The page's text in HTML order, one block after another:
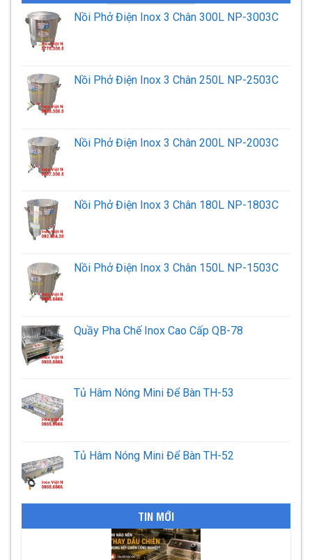
Nồi Phở Điện Inox 3 Chân 300L NP-3003C
Nồi Phở Điện Inox 3 Chân 250L NP-2503C
Nồi Phở Điện Inox 3 Chân 200L NP-2003C
Nồi Phở Điện Inox 3 Chân 180L NP-1803C
Nồi Phở Điện Inox 3 Chân 150L NP-1503C
Quầy Pha Chế Inox Cao Cấp QB-78
Tủ Hâm Nóng Mini Để Bàn TH-53
Tủ Hâm Nóng Mini Để Bàn TH-52
TIN MỚI